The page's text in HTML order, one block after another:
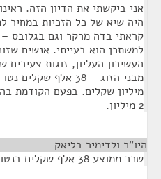
אני ביקשתי את הדיון הזה.
היה שיא של כל הזכיות במחיר
קראתי בדה מרקר וגם בגלובס
למשתכן הוא בעייתי. אנשים
העשירון העליון, זוגות
מיליון שקלים. בפעם הקודמת
2 מיליון.
היו"ר ולדימיר בליאק
שכר ממוצע 38 אלף שקלים בנטו?